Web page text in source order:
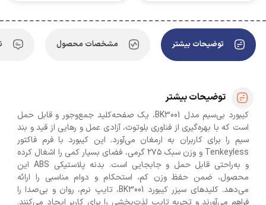
توضیحات بیشتر مشخصات محصول
توضیحات بیشتر
کیبورد بی‌سیم مدل BK3001، یک صفحه‌کلید جمع‌وجور و قابل حمل
است که با بهره‌گیری از فناوری بلوتوث، آزادی عمل و رهایی از قید و بند
سیم را برای کاربران به ارمغان می‌آورد. این کیبورد با فرم فاکتور
Tenkeyless و وزن سبک ۲۷۵ گرمی، فضای بسیار کمی را اشغال کرده
و به‌راحتی قابل حمل و جابجایی است. بدنه پلاستیکی ABS این
محصول، ضمن حفظ وزن کم، استحکام و دوام مناسبی را ارائه
می‌دهد. کلیدهای سیزر کیبورد BK3001، تایپ نرم، روان و بی‌صدا را
فراهم می‌آورند و تجربه تایپ لذت‌بخشی را برای کاربر ایجاد می‌کنند.